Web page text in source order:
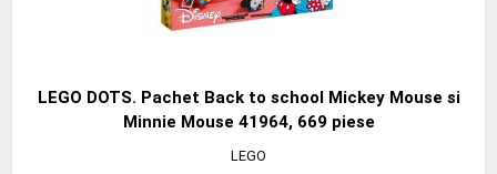
LEGO DOTS. Pachet Back to school Mickey Mouse si
Minnie Mouse 41964, 669 piese
LEGO